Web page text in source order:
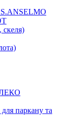
S.ANSELMO
скеля)
паркану та